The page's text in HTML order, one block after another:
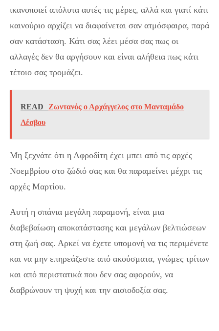
ικανοποιεί απόλυτα αυτές τις μέρες, αλλά και γιατί κάτι
καινούριο αρχίζει να διαφαίνεται σαν ατμόσφαιρα, παρά
σαν κατάσταση. Κάτι σας λέει μέσα σας πως οι
αλλαγές δεν θα αργήσουν και είναι αλήθεια πως κάτι
τέτοιο σας τρομάζει.
READ
Ζωντανός ο Αρχάγγελος στο Μανταμάδο
Λέσβου
Μη ξεχνάτε ότι η Αφροδίτη έχει μπει από τις αρχές
Νοεμβρίου στο ζώδιό σας και θα παραμείνει μέχρι τις
αρχές Μαρτίου.
Αυτή η σπάνια μεγάλη παραμονή, είναι μια
διαβεβαίωση αποκατάστασης και μεγάλων βελτιώσεων
στη ζωή σας. Αρκεί να έχετε υπομονή να τις περιμένετε
και να μην επηρεάζεστε από ακούσματα, γνώμες τρίτων
και από περιστατικά που δεν σας αφορούν, να
διαβρώνουν τη ψυχή και την αισιοδοξία σας.